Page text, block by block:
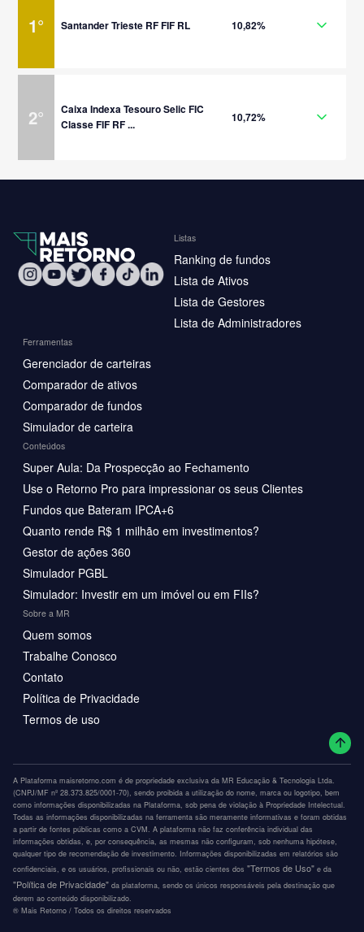
1° Santander Trieste RF FIF RL 10,82%
2°
Caixa Indexa Tesouro Selic FIC
Classe FIF RF ...
10,72%
Listas
Ranking de fundos
Lista de Ativos
Lista de Gestores
Lista de Administradores
Ferramentas
Gerenciador de carteiras
Comparador de ativos
Comparador de fundos
Simulador de carteira
Conteúdos
Super Aula: Da Prospecção ao Fechamento
Use o Retorno Pro para impressionar os seus Clientes
Fundos que Bateram IPCA+6
Quanto rende R$ 1 milhão em investimentos?
Gestor de ações 360
Simulador PGBL
Simulador: Investir em um imóvel ou em FIIs?
Sobre a MR
Quem somos
Trabalhe Conosco
Contato
Política de Privacidade
Termos de uso
A Plataforma maisretorno.com é de propriedade exclusiva da MR Educação & Tecnologia Ltda.
(CNPJ/MF nº 28.373.825/0001-70), sendo proibida a utilização do nome, marca ou logotipo, bem
como informações disponibilizadas na Plataforma, sob pena de violação à Propriedade Intelectual.
Todas as informações disponibilizadas na ferramenta são meramente informativas e foram obtidas
a partir de fontes públicas como a CVM. A plataforma não faz conferência individual das
informações obtidas, e, por consequência, as mesmas não configuram, sob nenhuma hipótese,
qualquer tipo de recomendação de investimento. Informações disponibilizadas em relatórios são
confidenciais, e os usuários, profissionais ou não, estão cientes dos "Termos de Uso" e da
"Política de Privacidade" da plataforma, sendo os únicos responsáveis pela destinação que
derem ao conteúdo disponibilizado.
®️ Mais Retorno / Todos os direitos reservados